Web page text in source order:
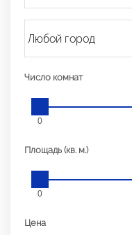
Число комнат
0
Площадь (кв. м.)
0
Цена